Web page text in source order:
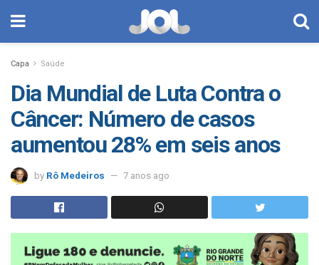
Capa Saúde
Dia Mundial de Luta Contra o
Câncer: Número de casos
aumentou 28% em seis anos
by Rô Medeiros 7 anos ago